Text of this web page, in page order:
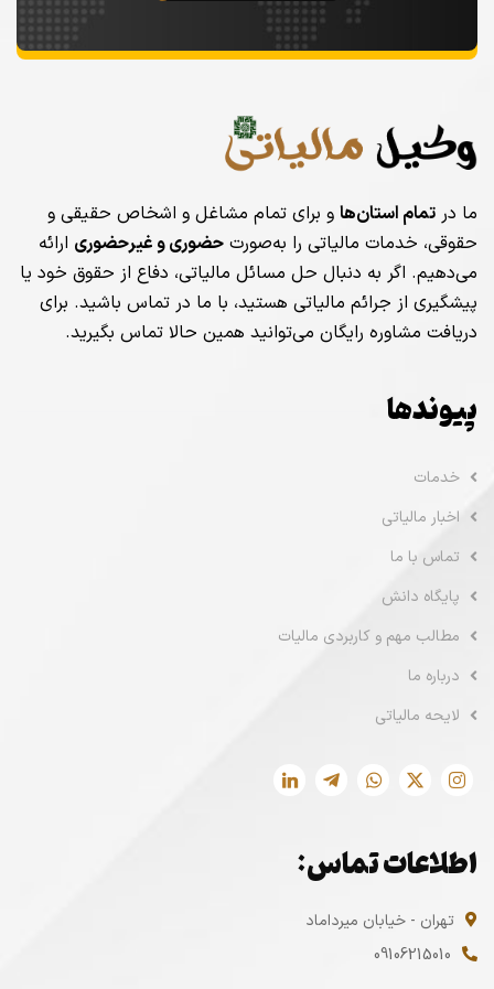
ما در تمام استان‌ها و برای تمام مشاغل و اشخاص حقیقی و
حقوقی، خدمات مالیاتی را به‌صورت حضوری و غیرحضوری ارائه
می‌دهیم. اگر به دنبال حل مسائل مالیاتی، دفاع از حقوق خود یا
پیشگیری از جرائم مالیاتی هستید، با ما در تماس باشید. برای
دریافت مشاوره رایگان می‌توانید همین حالا تماس بگیرید.
پیوندها
خدمات
اخبار مالیاتی
تماس با ما
پایگاه دانش
مطالب مهم و کاربردی مالیات
درباره ما
لایحه مالیاتی
اطلاعات تماس:
تهران - خیابان میرداماد
09106215010